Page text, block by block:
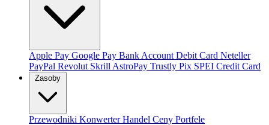
Apple Pay Google Pay Bank Account Debit Card Neteller
PayPal Revolut Skrill AstroPay Trustly Pix SPEI Credit Card
Zasoby
Przewodniki KonwerterHandel Ceny Portfele